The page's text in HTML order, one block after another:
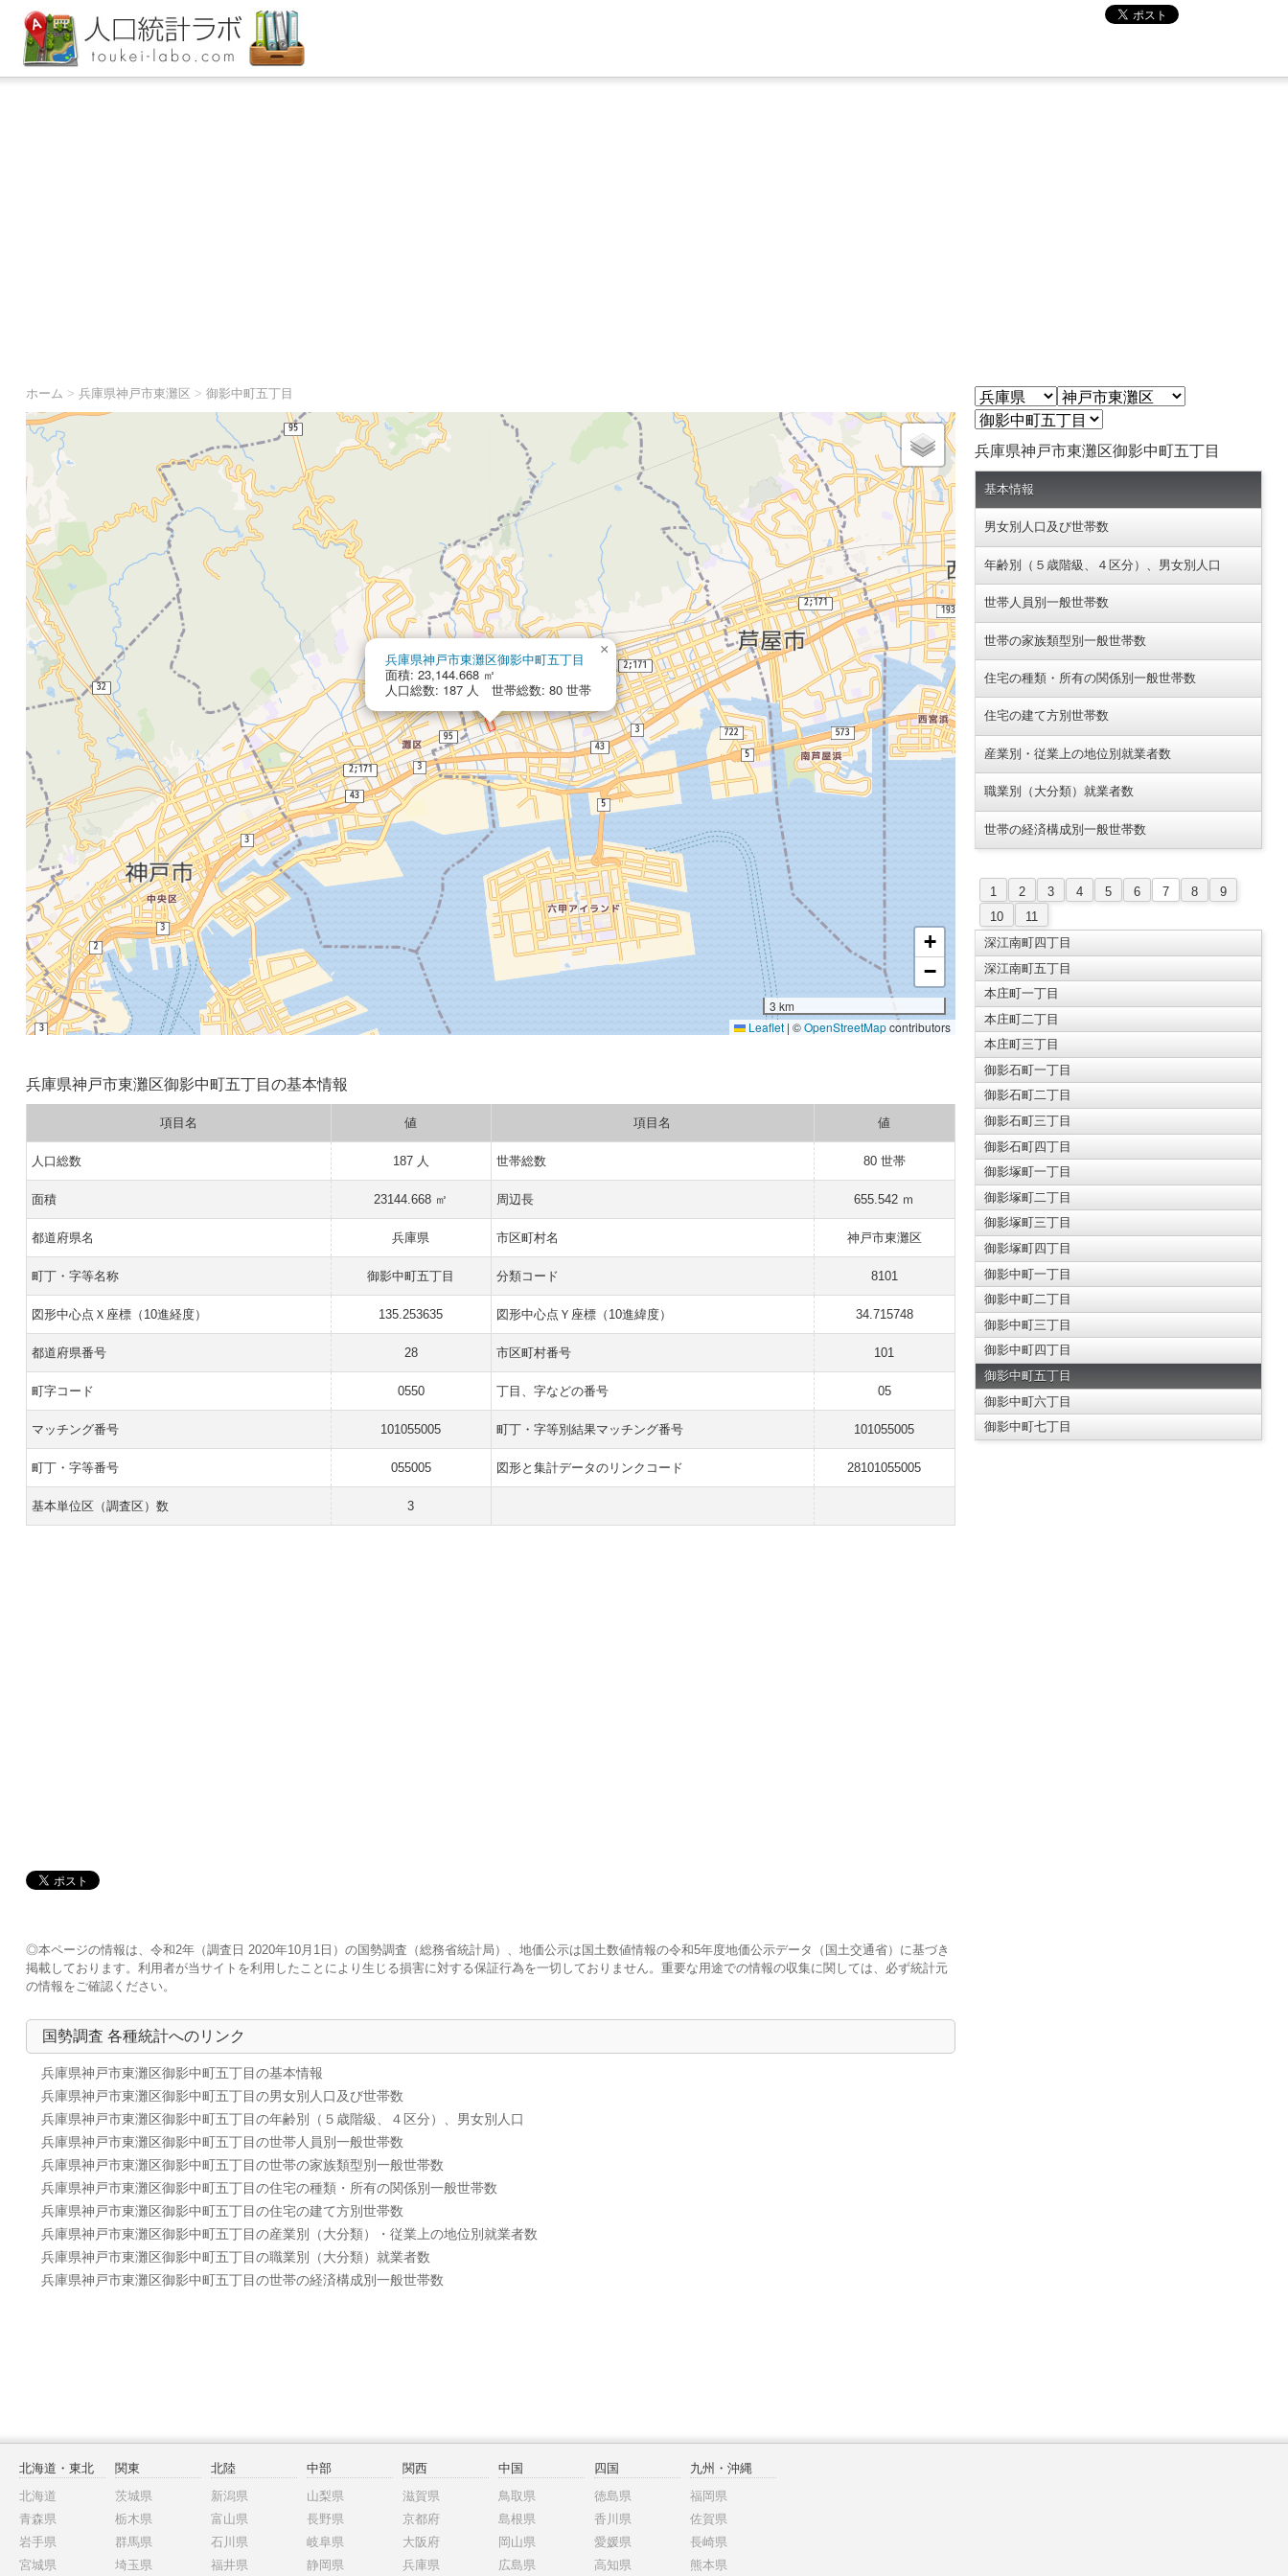
ホーム > 兵庫県神戸市東灘区 > 御影中町五丁目
兵庫県神戸市東灘区御影中町五丁目
面積: 23,144.668 ㎡
人口総数: 187 人 世帯総数: 80 世帯
×
+
−
3 km
Leaflet | ©OpenStreetMapcontributors
兵庫県神戸市東灘区御影中町五丁目の基本情報
項目名 値 項目名 値
人口総数 187 人 世帯総数 80 世帯
面積 23144.668 ㎡ 周辺長 655.542 ｍ
都道府県名 兵庫県 市区町村名 神戸市東灘区
町丁・字等名称 御影中町五丁目 分類コード 8101
図形中心点Ｘ座標（10進経度） 135.253635 図形中心点Ｙ座標（10進緯度） 34.715748
都道府県番号 28 市区町村番号 101
町字コード 0550 丁目、字などの番号 05
マッチング番号 101055005 町丁・字等別結果マッチング番号 101055005
町丁・字等番号 055005 図形と集計データのリンクコード 28101055005
基本単位区（調査区）数 3
◎本ページの情報は、令和2年（調査日 2020年10月1日）の国勢調査（総務省統計局）、地価公示は国土数値情報の令和5年度地価公示データ（国土交通省）に基づき
掲載しております。利用者が当サイトを利用したことにより生じる損害に対する保証行為を一切しておりません。重要な用途での情報の収集に関しては、必ず統計元
の情報をご確認ください。
国勢調査 各種統計へのリンク
兵庫県神戸市東灘区御影中町五丁目の基本情報
兵庫県神戸市東灘区御影中町五丁目の男女別人口及び世帯数
兵庫県神戸市東灘区御影中町五丁目の年齢別（５歳階級、４区分）、男女別人口
兵庫県神戸市東灘区御影中町五丁目の世帯人員別一般世帯数
兵庫県神戸市東灘区御影中町五丁目の世帯の家族類型別一般世帯数
兵庫県神戸市東灘区御影中町五丁目の住宅の種類・所有の関係別一般世帯数
兵庫県神戸市東灘区御影中町五丁目の住宅の建て方別世帯数
兵庫県神戸市東灘区御影中町五丁目の産業別（大分類）・従業上の地位別就業者数
兵庫県神戸市東灘区御影中町五丁目の職業別（大分類）就業者数
兵庫県神戸市東灘区御影中町五丁目の世帯の経済構成別一般世帯数
兵庫県神戸市東灘区御影中町五丁目
基本情報
男女別人口及び世帯数
年齢別（５歳階級、４区分）、男女別人口
世帯人員別一般世帯数
世帯の家族類型別一般世帯数
住宅の種類・所有の関係別一般世帯数
住宅の建て方別世帯数
産業別・従業上の地位別就業者数
職業別（大分類）就業者数
世帯の経済構成別一般世帯数
1 2 3 4 5 6 7 8
9
10
11
深江南町四丁目
深江南町五丁目
本庄町一丁目
本庄町二丁目
本庄町三丁目
御影石町一丁目
御影石町二丁目
御影石町三丁目
御影石町四丁目
御影塚町一丁目
御影塚町二丁目
御影塚町三丁目
御影塚町四丁目
御影中町一丁目
御影中町二丁目
御影中町三丁目
御影中町四丁目
御影中町五丁目
御影中町六丁目
御影中町七丁目
北海道・東北
北海道
青森県
岩手県
宮城県
関東
茨城県
栃木県
群馬県
埼玉県
北陸
新潟県
富山県
石川県
福井県
中部
山梨県
長野県
岐阜県
静岡県
関西
滋賀県
京都府
大阪府
兵庫県
中国
鳥取県
島根県
岡山県
広島県
四国
徳島県
香川県
愛媛県
高知県
九州・沖縄
福岡県
佐賀県
長崎県
熊本県